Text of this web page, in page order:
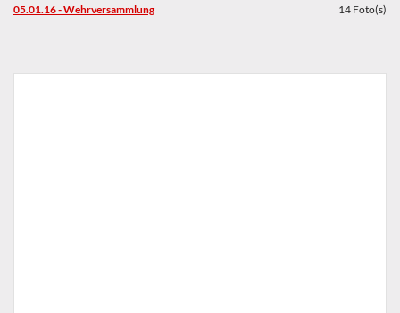
05.01.16 - Wehrversammlung 14 Foto(s)